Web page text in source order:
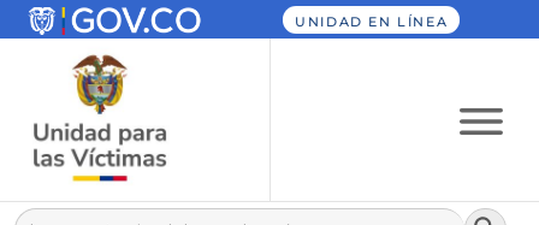
UNIDAD EN LÍNEA
Buscar: Botón